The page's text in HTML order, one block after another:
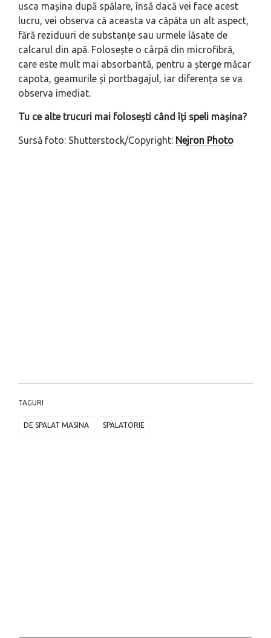
usca mașina după spălare, însă dacă vei face acest
lucru, vei observa că aceasta va căpăta un alt aspect,
fără reziduuri de substanțe sau urmele lăsate de
calcarul din apă. Folosește o cârpă din microfibră,
care este mult mai absorbantă, pentru a șterge măcar
capota, geamurile și portbagajul, iar diferența se va
observa imediat.
Tu ce alte trucuri mai folosești când îți speli mașina?
Sursă foto: Shutterstock/Copyright: Nejron Photo
TAGURI
DE SPALAT MASINA SPALATORIE